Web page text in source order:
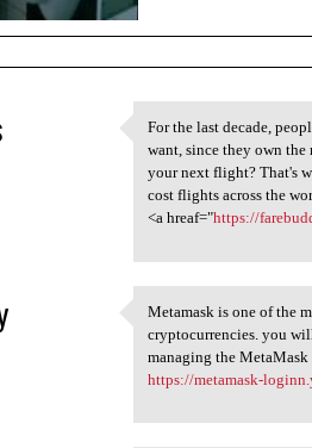
For the last
For the last decade,
want, since they own
your next flight? That's
cost flights across the
<a hreaf="https://
Metamask is one
Metamask is one of the
cryptocurrencies. you
managing the
https://metamask-